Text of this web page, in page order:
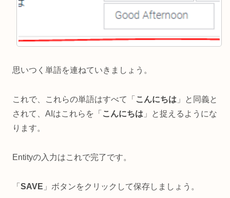
思いつく単語を連ねていきましょう。
これで、これらの単語はすべて「 こんにちは 」と同義と
されて、AIはこれらを「 こんにちは 」と捉えるようにな
ります。
Entityの入力はこれで完了です。
「 SAVE 」ボタンをクリックして保存しましょう。